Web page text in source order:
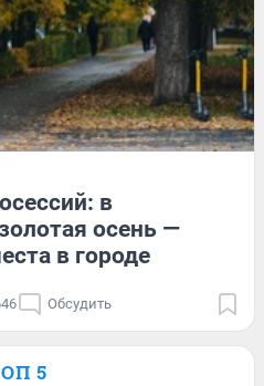
в
осень —
в городе
Обсудить
5